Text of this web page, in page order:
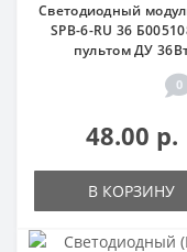
Светодиодный
SPB-6-RU 36
пультом ДУ
0
48.00 р.
В КОРЗИНУ